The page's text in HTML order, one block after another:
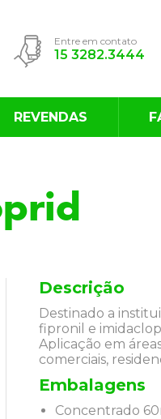
Entre em contato
15 3282.3444
REVENDAS
Descrição
Destinado a
fipronil e
Aplicação em
comerciais,
Embalagens
Concentrado